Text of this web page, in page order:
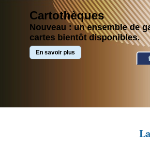
Méthodologies pour la Modélisation de
Appliquée aux Sciences de l'Homme et de la
Cartothèques
Nouveau : un ensemble de
cartes bientôt disponibles.
En savoir plus